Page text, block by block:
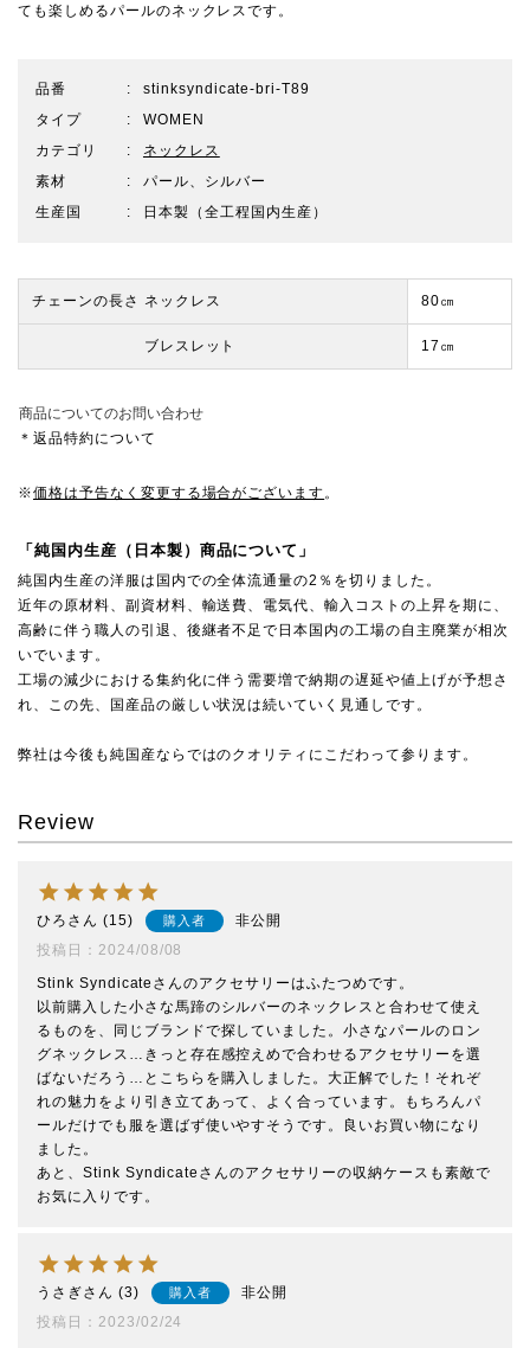
ても楽しめるパールのネックレスです。
品番
stinksyndicate-bri-T89
タイプ
WOMEN
カテゴリ
ネックレス
素材
パール、シルバー
生産国
日本製（全工程国内生産）
チェーンの長さ ネックレス 80㎝
ブレスレット 17㎝
商品についてのお問い合わせ
＊返品特約について
※価格は予告なく変更する場合がございます。
「純国内生産（日本製）商品について」
純国内生産の洋服は国内での全体流通量の2％を切りました。
近年の原材料、副資材料、輸送費、電気代、輸入コストの上昇を期に、
高齢に伴う職人の引退、後継者不足で日本国内の工場の自主廃業が相次
いでいます。
工場の減少における集約化に伴う需要増で納期の遅延や値上げが予想さ
れ、この先、国産品の厳しい状況は続いていく見通しです。
弊社は今後も純国産ならではのクオリティにこだわって参ります。
Review
ひろ 15 購入者
非公開
投稿日
2024/08/08
Stink Syndicateさんのアクセサリーはふたつめです。
以前購入した小さな馬蹄のシルバーのネックレスと合わせて使え
るものを、同じブランドで探していました。小さなパールのロン
グネックレス…きっと存在感控えめで合わせるアクセサリーを選
ばないだろう…とこちらを購入しました。大正解でした！それぞ
れの魅力をより引き立てあって、よく合っています。もちろんパ
ールだけでも服を選ばず使いやすそうです。良いお買い物になり
ました。
あと、Stink Syndicateさんのアクセサリーの収納ケースも素敵で
お気に入りです。
うさぎ 3 購入者
非公開
投稿日
2023/02/24